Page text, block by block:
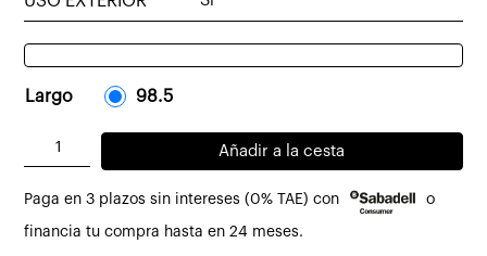
Largo - 98.5-
Mesa
centro
Slats
Añadir a la cesta
Paga en 3 plazos sin intereses (0% TAE) con o
financia tu compra hasta en 24 meses.